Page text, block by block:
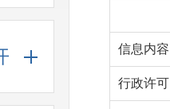
信息内容
行政许可